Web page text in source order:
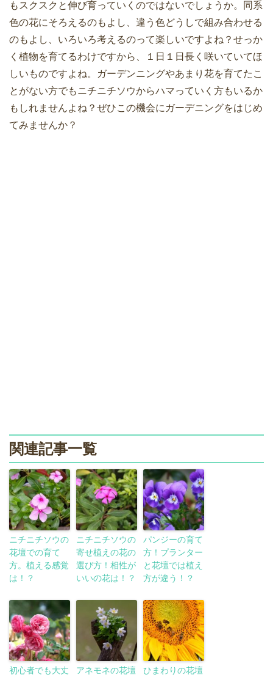
もスクスクと伸び育っていくのではないでしょうか。同系
色の花にそろえるのもよし、違う色どうしで組み合わせる
のもよし、いろいろ考えるのって楽しいですよね？せっか
く植物を育てるわけですから、１日１日長く咲いていてほ
しいものですよね。ガーデンニングやあまり花を育てたこ
とがない方でもニチニチソウからハマっていく方もいるか
もしれませんよね？ぜひこの機会にガーデニングをはじめ
てみませんか？
関連記事一覧
ニチニチソウの
花壇での育て
方。植える感覚
は！？
ニチニチソウの
寄せ植えの花の
選び方！相性が
いいの花は！？
パンジーの育て
方！プランター
と花壇では植え
方が違う！？
初心者でも大丈
アネモネの花壇
ひまわりの花壇